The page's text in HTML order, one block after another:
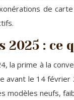
de
2025 : ce
la prime à la
avant le 14 février
modèles neufs,